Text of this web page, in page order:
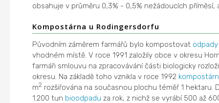
obsahuje v průměru 0,3% - 0,5% nežádoucích příměsí,
Kompostárna u Rodingersdorfu
Původním záměrem farmářů bylo kompostovat odpady
vhodném místě. V roce 1991 založily obce v okresu
farmáři smlouvu na zpracovávání části biologicky
okresu. Na základě toho vznikla v roce 1992
m2 rozšiřována na současnou plochu téměř 1 hektaru.
1.200 tun bioodpadu za rok, z nichž se vyrábí 500 až